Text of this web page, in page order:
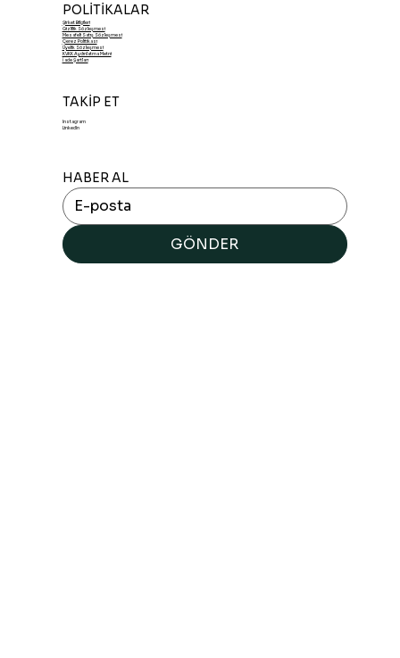
POLİTİKALAR
Şirket Bilgileri
Gizlilik Sözleşmesi
Mesafeli Satış Sözleşmesi
Çerez Politikası
Üyelik Sözleşmesi
KVKK Aydınlatma Metni
İade Şartları
TAKİP ET
Instagram
LinkedIn
HABER AL
GÖNDER